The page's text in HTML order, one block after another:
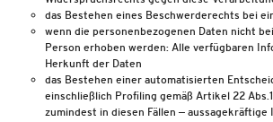
das Bestehen eines Beschwerderechts bei
wenn die personenbezogenen Daten nicht
Person erhoben werden: Alle verfügbaren
Herkunft der Daten
das Bestehen einer automatisierten
einschließlich Profiling gemäß Artikel 22
zumindest in diesen Fällen —